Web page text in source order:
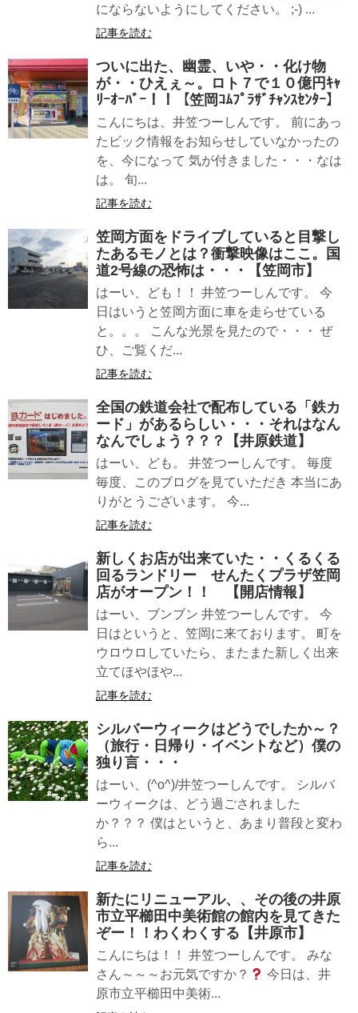
にならないようにしてください。 ;-) ...
記事を読む
ついに出た、幽霊、いや・・化け物
が・・ひえぇ～。ロト７で１０億円ｷｬ
ﾘｰｵｰﾊﾞｰ！！【笠岡ｺﾑﾌﾟﾗｻﾞﾁｬﾝｽｾﾝﾀｰ】
こんにちは、井笠つーしんです。 前にあっ
たビック情報をお知らせしていなかったの
を、今になって 気が付きました・・・なは
は。 旬...
記事を読む
笠岡方面をドライブしていると目撃し
たあるモノとは？衝撃映像はここ。国
道2号線の恐怖は・・・【笠岡市】
はーい、ども！！ 井笠つーしんです。 今
日はいうと笠岡方面に車を走らせている
と。。。 こんな光景を見たので・・・ ぜ
ひ、ご覧くだ...
記事を読む
全国の鉄道会社で配布している「鉄カ
ード」があるらしい・・・それはなん
なんでしょう？？？【井原鉄道】
はーい、ども。 井笠つーしんです。 毎度
毎度、このブログを見ていただき 本当にあ
りがとうございます。 今...
記事を読む
新しくお店が出来ていた・・くるくる
回るランドリー せんたくプラザ笠岡
店がオープン！！ 【開店情報】
はーい、ブンブン 井笠つーしんです。 今
日はというと、笠岡に来ております。 町を
ウロウロしていたら、またまた新しく出来
立てほやほや...
記事を読む
シルバーウィークはどうでしたか～？
（旅行・日帰り・イベントなど）僕の
独り言・・・
はーい、(^o^)/井笠つーしんです。 シルバ
ーウィークは、どう過ごされました
か？？？ 僕はというと、あまり普段と変わ
ら...
記事を読む
新たにリニューアル、、その後の井原
市立平櫛田中美術館の館内を見てきた
ぞー！！わくわくする【井原市】
こんにちは！！ 井笠つーしんです。 みな
さん～～～お元気ですか？
今日は、井
原市立平櫛田中美術...